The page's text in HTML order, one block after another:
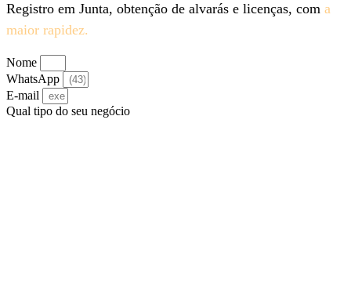
Registro em Junta, obtenção de alvarás e licenças, com a
maior rapidez.
Nome
WhatsApp
E-mail
Qual tipo do seu negócio